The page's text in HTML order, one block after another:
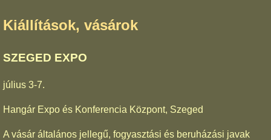
Kiállítások, vásárok
SZEGED EXPO
július 3-7.
Hangár Expo és Konferencia Központ, Szeged
A vásár általános jellegű, fogyasztási és beruházási javak